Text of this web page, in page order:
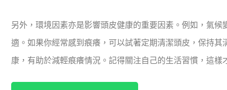
另外，環境因素亦是影響頭皮健康的重要因素。例如，氣
適。如果你經常感到痕癢，可以試著定期清潔頭皮，保持
康，有助於減輕痕癢情況。記得關注自己的生活習慣，這樣